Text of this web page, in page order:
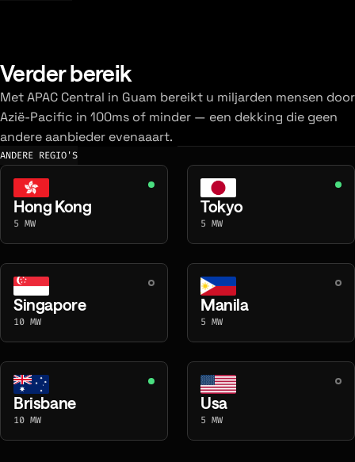
Verder bereik
Met APAC Central in Guam bereikt u miljarden mensen door
Azië-Pacific in 100ms of minder — een dekking die geen
andere aanbieder evenaaart.
ANDERE REGIO'S
Hong Kong
5 MW
Tokyo
5 MW
Singapore
10 MW
Manila
5 MW
Brisbane
10 MW
Usa
5 MW